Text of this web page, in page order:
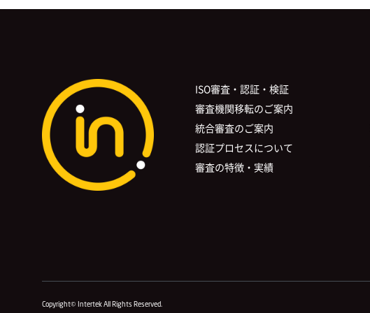
ISO審査・認証・検証
審査機関移転のご案内
統合審査のご案内
認証プロセスについて
審査の特徴・実績
Copyright© Intertek All Rights Reserved.